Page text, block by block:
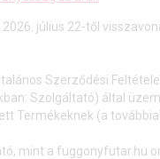
2026. július 22-től
Szerződési
Szolgáltató) által
Termékeknek (a
mint a fuggonyfutar.hu